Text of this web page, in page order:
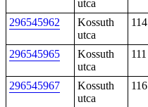
utca
296545962
Kossuth
utca
114
296545965
Kossuth
utca
111
296545967
Kossuth
utca
116